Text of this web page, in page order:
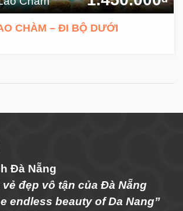
CHÀM – ĐI BỘ DƯỚI
Đà Nẵng
vẻ đẹp vô tận của Đà Nẵng
endless beauty of Da Nang”